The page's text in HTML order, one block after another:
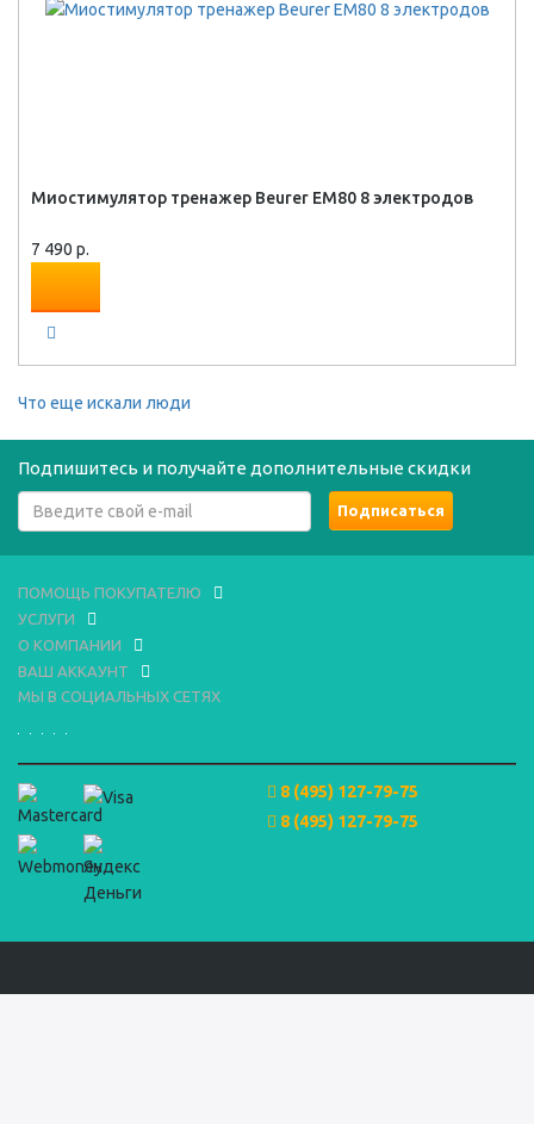
Миостимулятор тренажер Beurer EM80 8 электродов
7 490 р.
Что еще искали люди
Подпишитесь и получайте дополнительные скидки
ПОМОЩЬ ПОКУПАТЕЛЮ
УСЛУГИ
О КОМПАНИИ
ВАШ АККАУНТ
МЫ В СОЦИАЛЬНЫХ СЕТЯХ
8 (495) 127-79-75
8 (495) 127-79-75